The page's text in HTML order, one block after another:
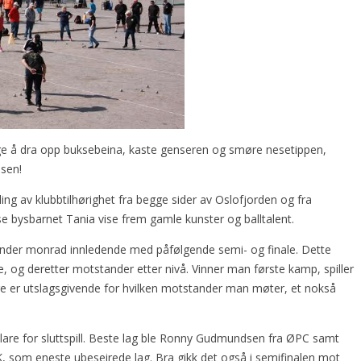
å dra opp buksebeina, kaste genseren og smøre nesetippen,
av klubbtilhørighet fra begge sider av Oslofjorden og fra
bysbarnet Tania vise frem gamle kunster og balltalent.
monrad innledende med påfølgende semi- og finale. Dette
og deretter motstander etter nivå. Vinner man første kamp, spiller
er utslagsgivende for hvilken motstander man møter, et nokså
for sluttspill. Beste lag ble Ronny Gudmundsen fra ØPC samt
som eneste ubeseirede lag. Bra gikk det også i semifinalen mot